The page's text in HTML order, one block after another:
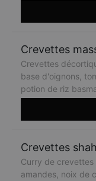
Crevettes
Crevettes
base d'oignons,
potion de riz
Crevettes
Curry de
amandes, noix de